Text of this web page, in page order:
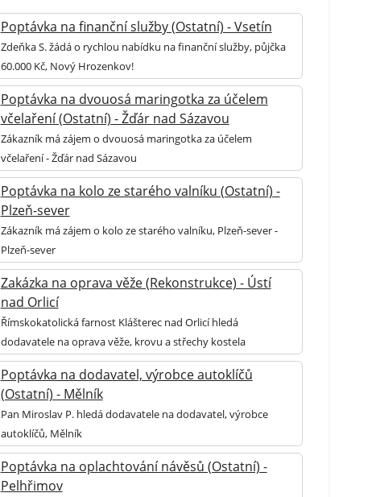
Poptávka na finanční služby (Ostatní) - Vsetín
Zdeňka S. žádá o rychlou nabídku na finanční služby, půjčka
60.000 Kč, Nový Hrozenkov!
Poptávka na dvouosá maringotka za účelem
včelaření (Ostatní) - Žďár nad Sázavou
Zákazník má zájem o dvouosá maringotka za účelem
včelaření - Žďár nad Sázavou
Poptávka na kolo ze starého valníku (Ostatní) -
Plzeň-sever
Zákazník má zájem o kolo ze starého valníku, Plzeň-sever -
Plzeň-sever
Zakázka na oprava věže (Rekonstrukce) - Ústí
nad Orlicí
Římskokatolická farnost Klášterec nad Orlicí hledá
dodavatele na oprava věže, krovu a střechy kostela
Poptávka na dodavatel, výrobce autoklíčů
(Ostatní) - Mělník
Pan Miroslav P. hledá dodavatele na dodavatel, výrobce
autoklíčů, Mělník
Poptávka na oplachtování návěsů (Ostatní) -
Pelhřimov